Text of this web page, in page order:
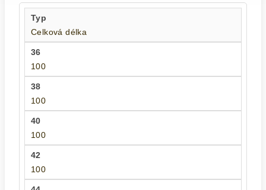
Celková délka
100
100
100
100